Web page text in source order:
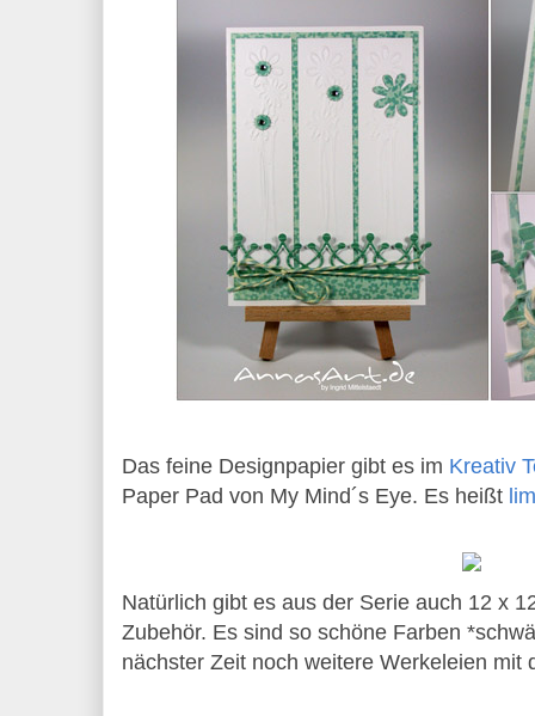
Das feine Designpapier gibt es im Kreativ
Paper Pad von My Mind´s Eye. Es heißt
Natürlich gibt es aus der Serie auch 12 x
Zubehör. Es sind so schöne Farben
nächster Zeit noch weitere Werkeleien mit